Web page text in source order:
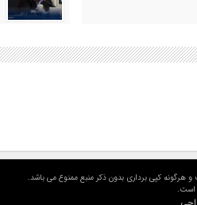
کپی برداری بدون ذکر منبع ممنوع می باشد.
است.